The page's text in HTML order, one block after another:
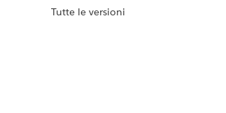
Tutte le versioni